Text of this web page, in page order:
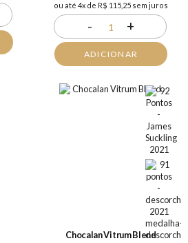
ou até 4x de R$ 115,25 sem juros
- 1 +
ADICIONAR
Chocalan Vitrum Blend